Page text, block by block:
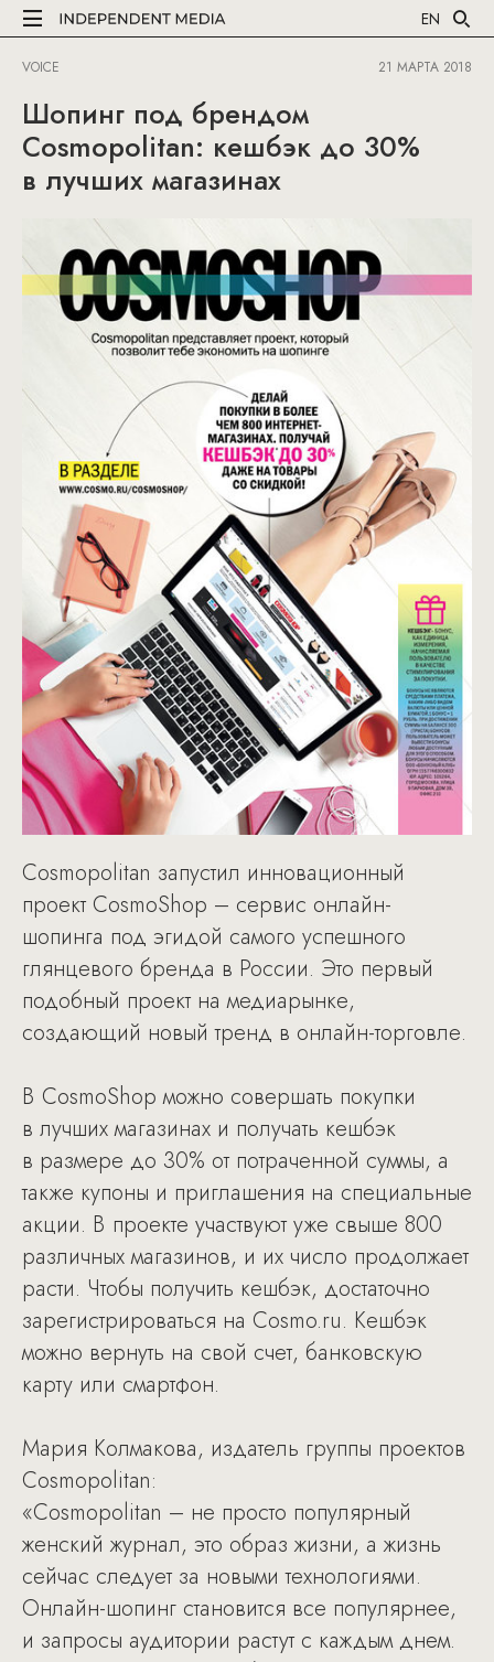
EN
VOICE 21 МАРТА 2018
Шопинг под брендом
Cosmopolitan: кешбэк до 30%
в лучших магазинах
Cosmopolitan запустил инновационный
проект CosmoShop – сервис онлайн-
шопинга под эгидой самого успешного
глянцевого бренда в России. Это первый
подобный проект на медиарынке,
создающий новый тренд в онлайн-торговле.
В CosmoShop можно совершать покупки
в лучших магазинах и получать кешбэк
в размере до 30% от потраченной суммы, а
также купоны и приглашения на специальные
акции. В проекте участвуют уже свыше 800
различных магазинов, и их число продолжает
расти. Чтобы получить кешбэк, достаточно
зарегистрироваться на Cosmo.ru. Кешбэк
можно вернуть на свой счет, банковскую
карту или смартфон.
Мария Колмакова, издатель группы проектов
Cosmopolitan:
«Cosmopolitan – не просто популярный
женский журнал, это образ жизни, а жизнь
сейчас следует за новыми технологиями.
Онлайн-шопинг становится все популярнее,
и запросы аудитории растут с каждым днем.